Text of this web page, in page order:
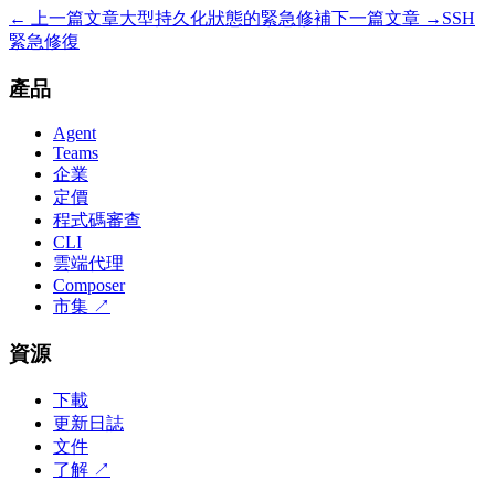
← 上一篇文章大型持久化狀態的緊急修補下一篇文章 → SSH
緊急修復
產品
Agent
Teams
企業
定價
程式碼審查
CLI
雲端代理
Composer
市集 ↗
資源
下載
更新日誌
文件
了解 ↗